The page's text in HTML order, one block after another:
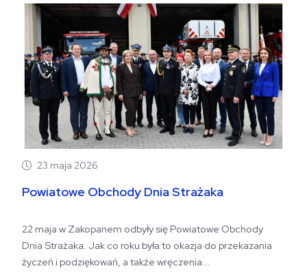
23 maja 2026
Powiatowe Obchody Dnia Strażaka
22 maja w Zakopanem odbyły się Powiatowe Obchody
Dnia Strażaka. Jak co roku była to okazja do przekazania
życzeń i podziękowań, a także wręczenia...